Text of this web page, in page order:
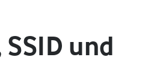
und